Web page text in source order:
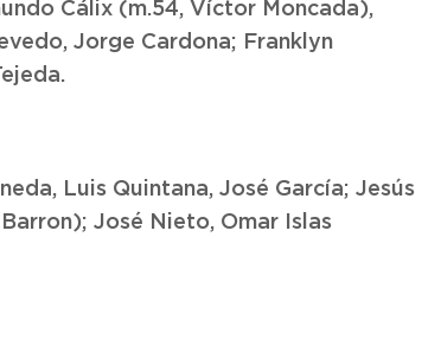
Cálix (m.54, Víctor Moncada),
Jorge Cardona; Franklyn
Luis Quintana, José García; Jesús
José Nieto, Omar Islas